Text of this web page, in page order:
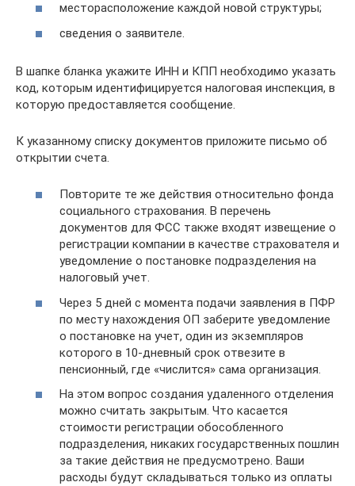
месторасположение каждой новой структуры;
сведения о заявителе.
В шапке бланка укажите ИНН и КПП необходимо указать
код, которым идентифицируется налоговая инспекция, в
которую предоставляется сообщение.
К указанному списку документов приложите письмо об
открытии счета.
Повторите те же действия относительно фонда
социального страхования. В перечень
документов для ФСС также входят извещение о
регистрации компании в качестве страхователя и
уведомление о постановке подразделения на
налоговый учет.
Через 5 дней с момента подачи заявления в ПФР
по месту нахождения ОП заберите уведомление
о постановке на учет, один из экземпляров
которого в 10-дневный срок отвезите в
пенсионный, где «числится» сама организация.
На этом вопрос создания удаленного отделения
можно считать закрытым. Что касается
стоимости регистрации обособленного
подразделения, никаких государственных пошлин
за такие действия не предусмотрено. Ваши
расходы будут складываться только из оплаты